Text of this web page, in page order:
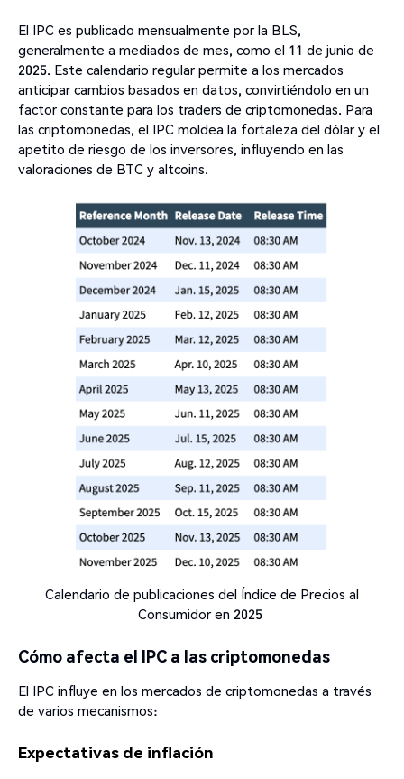
El IPC es publicado mensualmente por la BLS,
generalmente a mediados de mes, como el 11 de junio de
2025. Este calendario regular permite a los mercados
anticipar cambios basados en datos, convirtiéndolo en un
factor constante para los traders de criptomonedas. Para
las criptomonedas, el IPC moldea la fortaleza del dólar y el
apetito de riesgo de los inversores, influyendo en las
valoraciones de BTC y altcoins.
Calendario de publicaciones del Índice de Precios al
Consumidor en 2025
Cómo afecta el IPC a las criptomonedas
El IPC influye en los mercados de criptomonedas a través
de varios mecanismos:
Expectativas de inflación